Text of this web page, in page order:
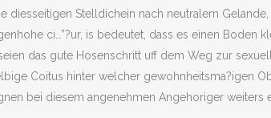
diesseitigen Stelldichein nach neutralem
ci…”?ur, is bedeutet, dass es einen Boden
das gute Hosenschritt uff dem Weg zur
Coitus hinter welcher gewohnheitsma?igen
bei diesem angenehmen Angehoriger weiters